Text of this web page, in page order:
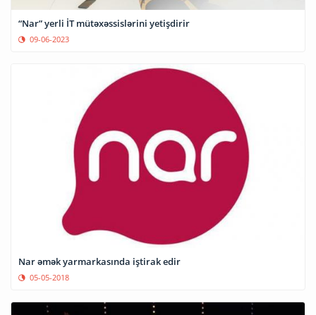
“Nar” yerli İT mütəxəssislərini yetişdirir
09-06-2023
Nar əmək yarmarkasında iştirak edir
05-05-2018